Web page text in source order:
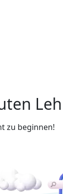
zu beginnen!